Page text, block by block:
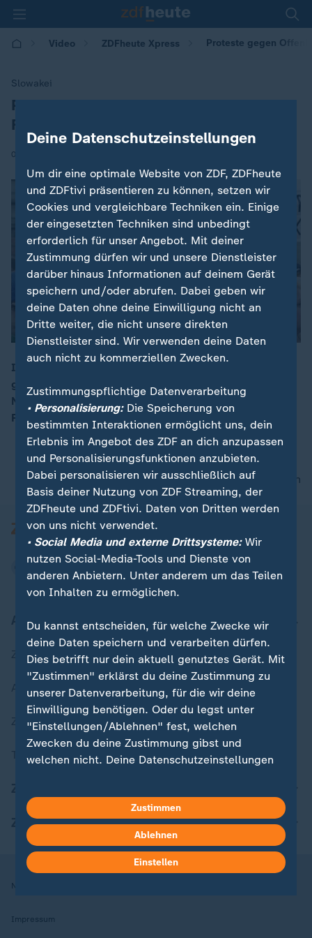
Video ZDFheute Xpress Proteste gegen
Slowakei
:Proteste gegen Offenlegung von NGO-
Finanzen
04.04.2025 | 07:00
00:12
In der Slowakei demonstrierten Tausende gegen das
geplante Gesetz zur Offenlegung der Finanzen von
Nicht-Regierungsorganisationen. Kritiker werfen der
Regierung Schikane vor.
nach oben
Aktuell bei ZDFheute
Zuletzt veröffentlicht
Aktuelle Sendungs-Videos
ZDFheute Stories
Themen im Überblick
ZDFheute Apps
Nutzungsbedingungen
Impressum
Deine Datenschutzeinstellungen
Um dir eine optimale Website von ZDF, ZDFheute
und ZDFtivi präsentieren zu können, setzen wir
Cookies und vergleichbare Techniken ein. Einige
der eingesetzten Techniken sind unbedingt
erforderlich für unser Angebot. Mit deiner
Zustimmung dürfen wir und unsere Dienstleister
darüber hinaus Informationen auf deinem Gerät
speichern und/oder abrufen. Dabei geben wir
deine Daten ohne deine Einwilligung nicht an
Dritte weiter, die nicht unsere direkten
Dienstleister sind. Wir verwenden deine Daten
auch nicht zu kommerziellen Zwecken.
Zustimmungspflichtige Datenverarbeitung
• Personalisierung:Die Speicherung von
bestimmten Interaktionen ermöglicht uns, dein
Erlebnis im Angebot des ZDF an dich anzupassen
und Personalisierungsfunktionen anzubieten.
Dabei personalisieren wir ausschließlich auf
Basis deiner Nutzung von ZDF Streaming, der
ZDFheute und ZDFtivi. Daten von Dritten werden
von uns nicht verwendet.
• Social Media und externe Drittsysteme:Wir
nutzen Social-Media-Tools und Dienste von
anderen Anbietern. Unter anderem um das Teilen
von Inhalten zu ermöglichen.
Du kannst entscheiden, für welche Zwecke wir
deine Daten speichern und verarbeiten dürfen.
Dies betrifft nur dein aktuell genutztes Gerät. Mit
"Zustimmen" erklärst du deine Zustimmung zu
unserer Datenverarbeitung, für die wir deine
Einwilligung benötigen. Oder du legst unter
"Einstellungen/Ablehnen" fest, welchen
Zwecken du deine Zustimmung gibst und
welchen nicht. Deine Datenschutzeinstellungen
Hier findest du das Impressum.
Weitere Informationen findest du in unserer
Datenschutzerklärung.
Zustimmen
Ablehnen
Einstellen